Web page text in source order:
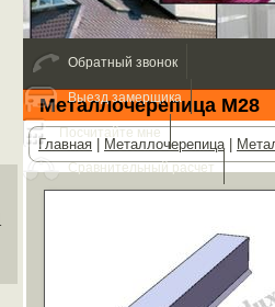
Металлочерепица М28
Главная Металлочерепица|
Обратный звонок
Выезд замерщика
Посчитайте мне
Сравнительный расчет